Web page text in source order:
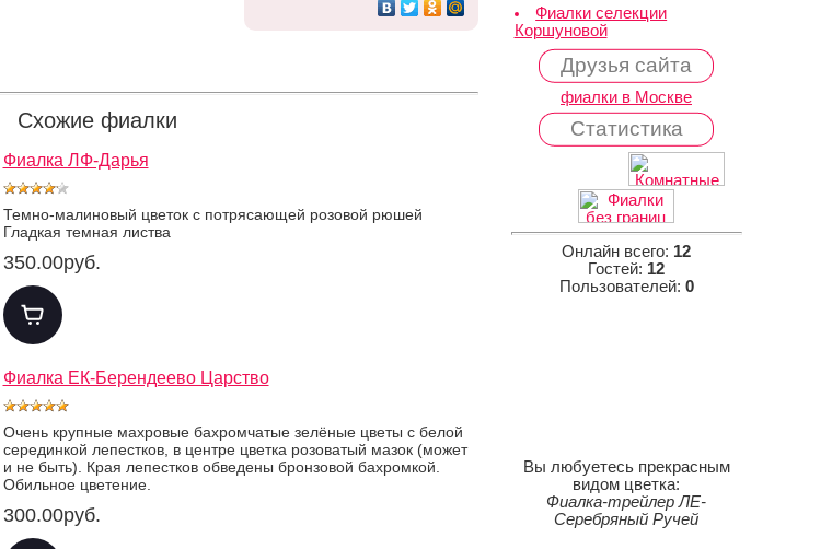
Схожие фиалки
Фиалка ЛФ-Дарья
Темно-малиновый цветок с потрясающей розовой рюшей
Гладкая темная листва
350.00руб.
Фиалка ЕК-Берендеево Царство
Очень крупные махровые бахромчатые зелёные цветы с белой
серединкой лепестков, в центре цветка розоватый мазок (может
и не быть). Края лепестков обведены бронзовой бахромкой.
Обильное цветение.
300.00руб.
Фиалки селекции
Коршуновой
Друзья сайта
фиалки в Москве
Статистика
Онлайн всего: 12
Гостей: 12
Пользователей: 0
Вы любуетесь прекрасным
видом цветка:
Фиалка-трейлер ЛЕ-
Серебряный Ручей